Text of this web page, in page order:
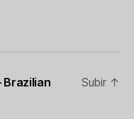
Brazilian
Subir ↑